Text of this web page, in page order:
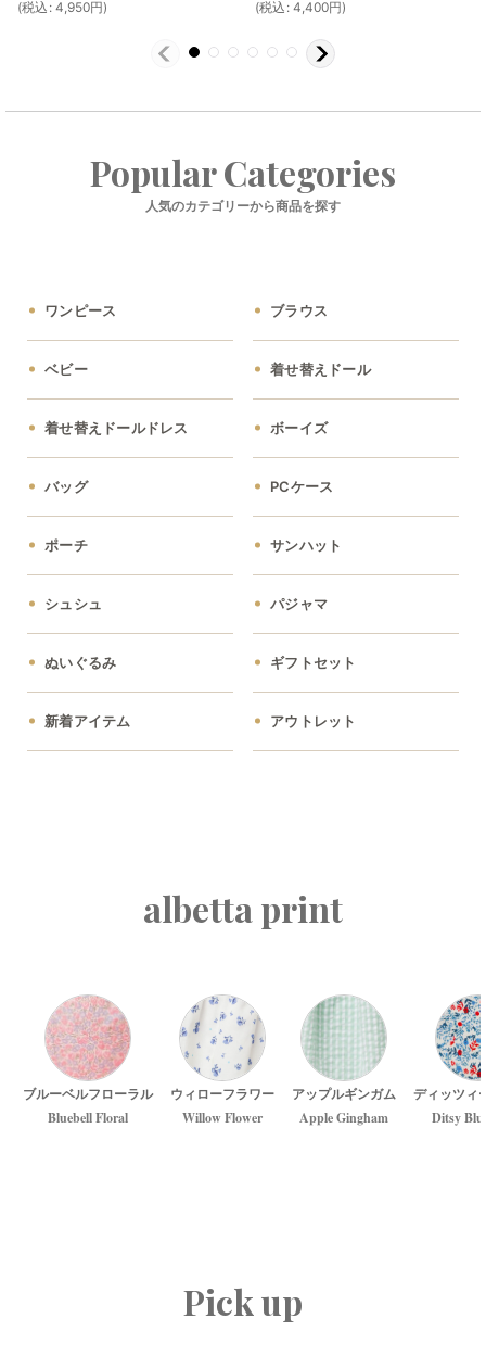
(税込 : 4,950円) (税込 : 4,400円)
Popular Categories
人気のカテゴリーから商品を探す
ワンピース ブラウス
ベビー 着せ替えドール
着せ替えドールドレス ボーイズ
バッグ PCケース
ポーチ サンハット
シュシュ パジャマ
ぬいぐるみ ギフトセット
新着アイテム アウトレット
albetta print
ブルーベルフローラル
Bluebell Floral
ウィローフラワー
Willow Flower
アップルギンガム
Apple Gingham
ディッツィ
Ditsy
Pick up